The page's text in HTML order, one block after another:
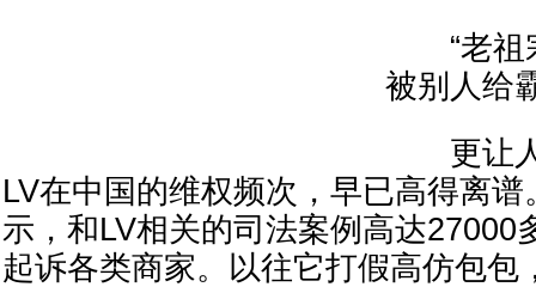
“老祖
被别人给
更让人
LV在中国的维权频次，早已高得离
示，和LV相关的司法案例高达27000
起诉各类商家。以往它打假高仿包包